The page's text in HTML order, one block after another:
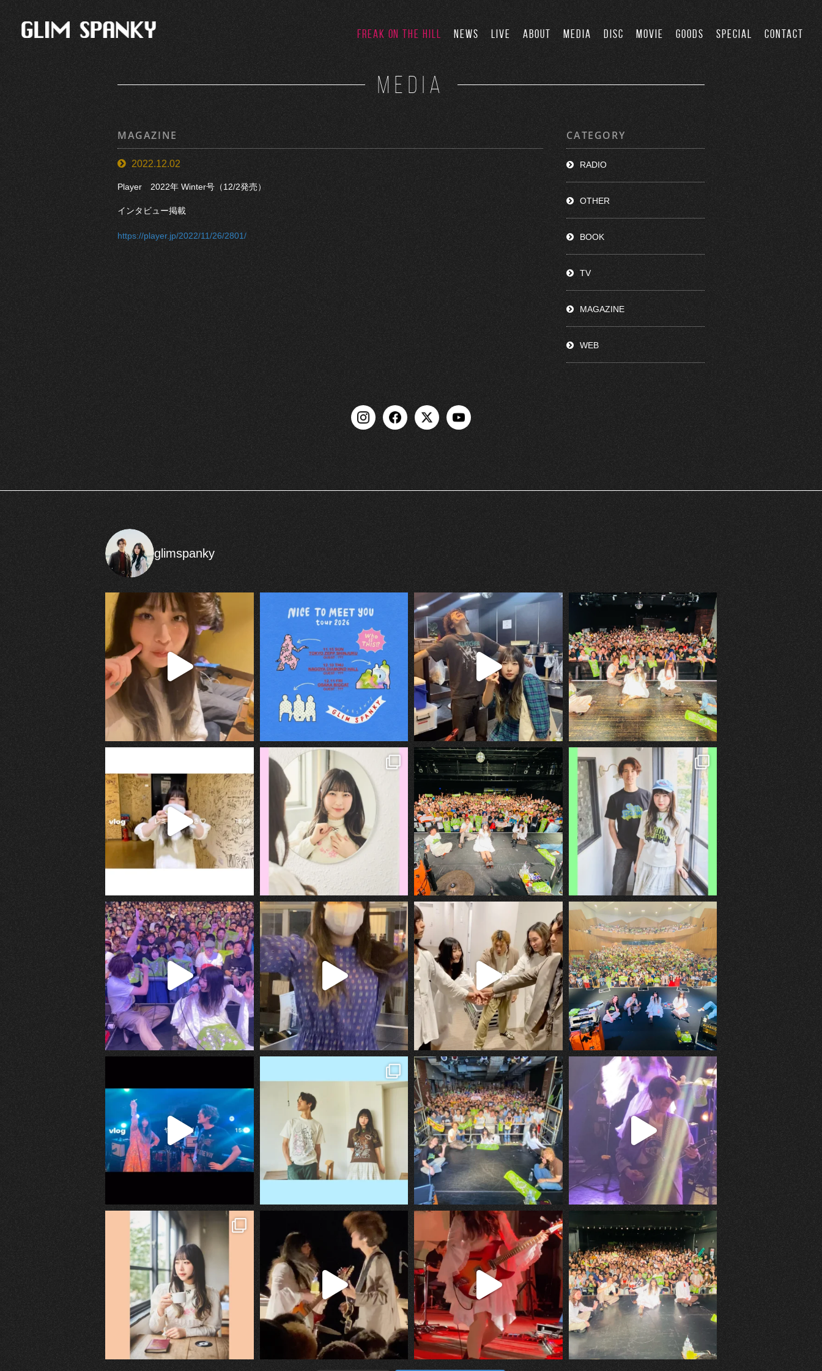
FREAK ON THE HILL NEWS LIVE ABOUT MEDIA DISC MOVIE GOODS SPECIAL CONTACT
MEDIA
MAGAZINE
2022.12.02
Player 2022年 Winter号（12/2発売）
インタビュー掲載
https://player.jp/2022/11/26/2801/
CATEGORY
RADIO
OTHER
BOOK
TV
MAGAZINE
WEB
glimspanky